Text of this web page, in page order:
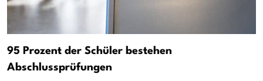
95 Prozent der Schüler bestehen
Abschlussprüfungen